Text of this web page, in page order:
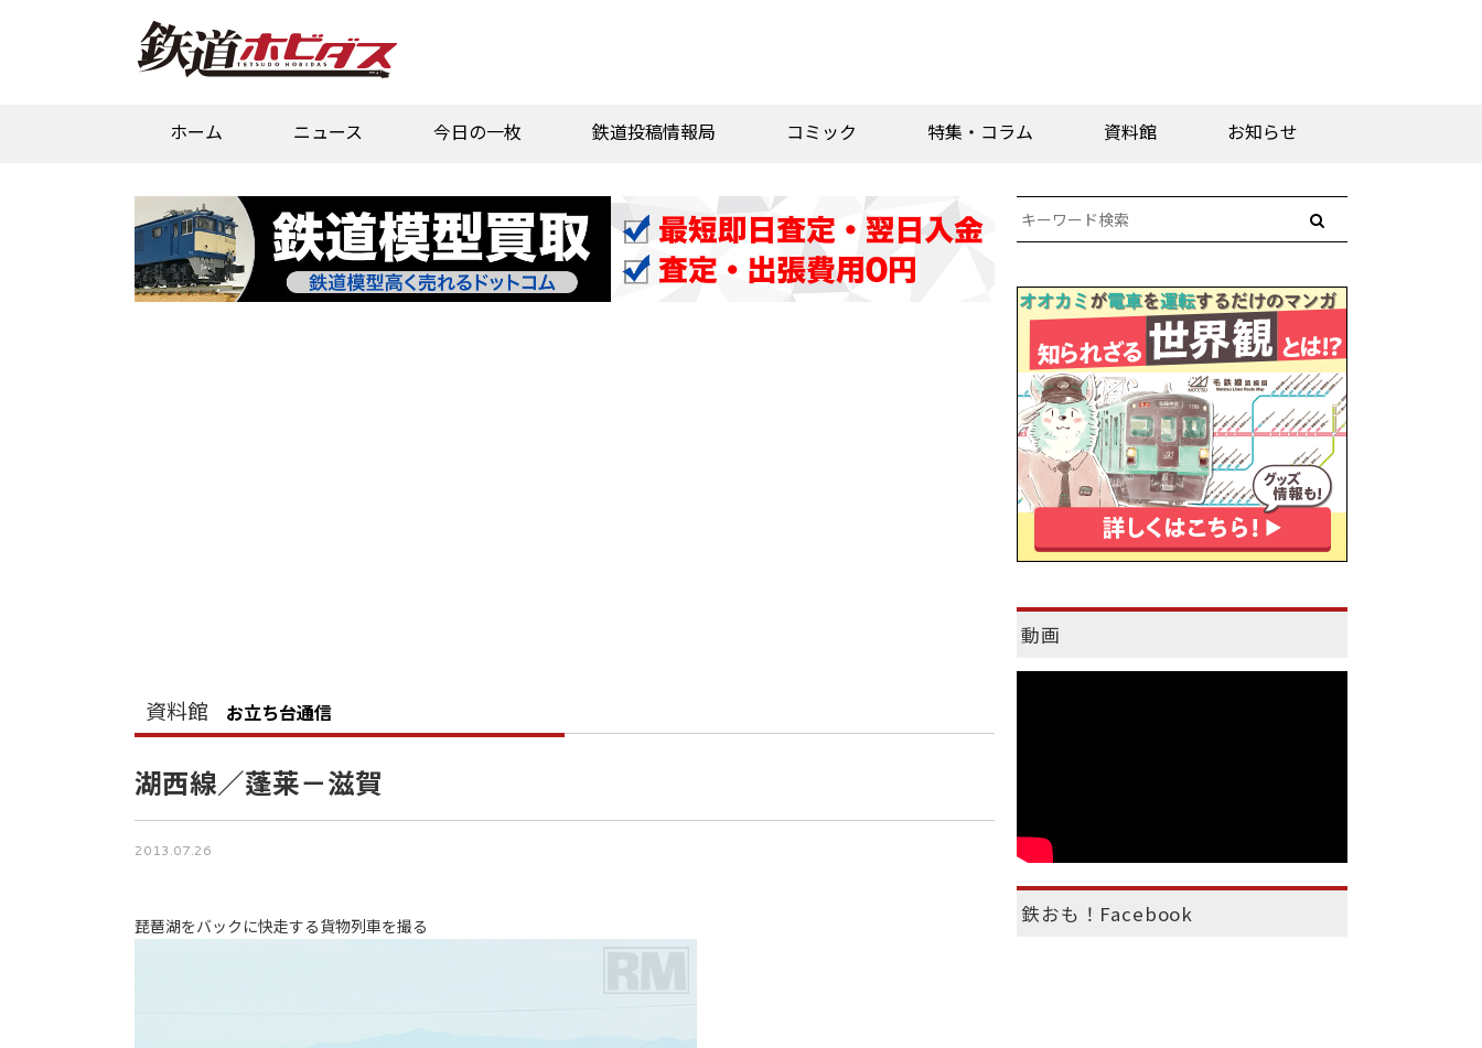
ホーム ニュース 今日の一枚 鉄道投稿情報局 コミック 特集・コラム 資料館 お知らせ
資料館 お立ち台通信
湖西線／蓬莱－滋賀
2013.07.26
琵琶湖をバックに快走する貨物列車を撮る
動画
鉄おも！Facebook